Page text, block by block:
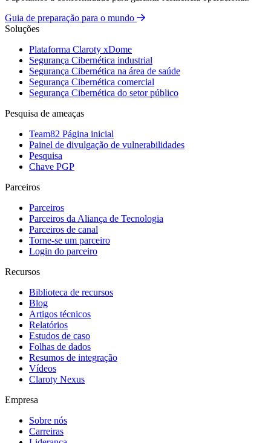
Guia de preparação para o mundo
Soluções
Plataforma Claroty xDome
Segurança Cibernética industrial
Segurança Cibernética na área de saúde
Segurança Cibernética comercial
Segurança Cibernética do setor público
Pesquisa de ameaças
Team82 Página inicial
Painel de divulgação de vulnerabilidades
Pesquisa
Chave PGP
Parceiros
Parceiros
Parceiros da Aliança de Tecnologia
Parceiros de canal
Torne-se um parceiro
Login do parceiro
Recursos
Biblioteca de recursos
Blog
Artigos técnicos
Relatórios
Estudos de caso
Folhas de dados
Resumos de integração
Vídeos
Claroty Nexus
Empresa
Sobre nós
Carreiras